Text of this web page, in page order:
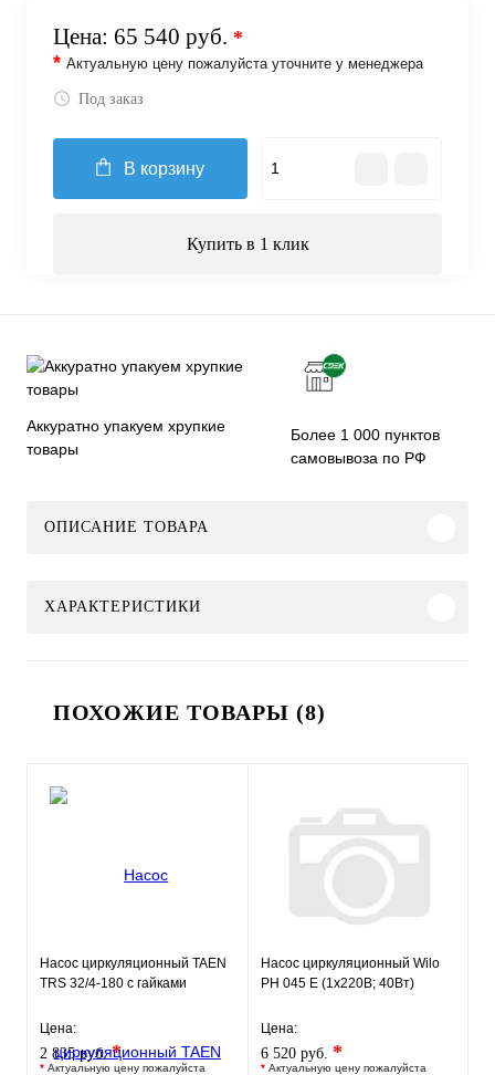
Цена: 65 540 руб. *
* Актуальную цену пожалуйста уточните у менеджера
Под заказ
В корзину
Купить в 1 клик
Аккуратно упакуем хрупкие
товары
Более 1 000 пунктов
самовывоза по РФ
ОПИСАНИЕ ТОВАРА
ХАРАКТЕРИСТИКИ
ПОХОЖИЕ ТОВАРЫ (8)
Насос циркуляционный TAEN
TRS 32/4-180 с гайками
Цена:
2 835 руб.*
* Актуальную цену пожалуйста
Насос циркуляционный Wilo
PH 045 E (1х220В; 40Вт)
Цена:
6 520 руб. *
* Актуальную цену пожалуйста